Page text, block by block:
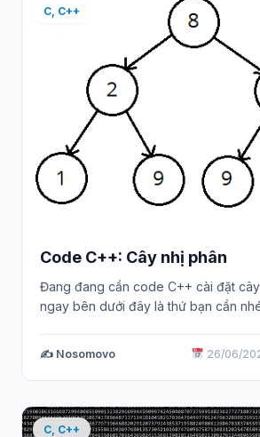
C, C++
Code C++: Cây nhị phân
Đang đang cần code C++ cài đặt
ngay bên dưới đây là thứ bạn cần
✍️ Nosomovo 26/06/
C, C++